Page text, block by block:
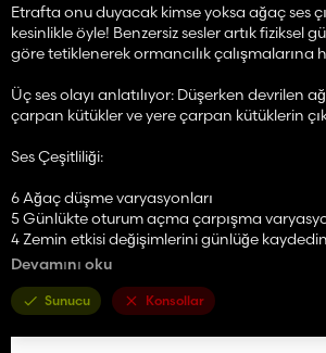
Etrafta onu duyacak kimse yoksa ağaç ses
kesinlikle öyle! Benzersiz sesler artık fiziksel
göre tetiklenerek ormancılık çalışmalarına
Üç ses olayı anlatılıyor: Düşerken devrilen
çarpan kütükler ve yere çarpan kütüklerin
Ses Çeşitliliği:
6 Ağaç düşme varyasyonları
5 Günlükte oturum açma çarpışma
4 Zemin etkisi değişimlerini günlüğe kaydedin
herhangi bir makinede küresel olarak
tasarlandı. Ağır optimizasyonla bile, etrafta
varken mod yine de küçük performans
Devamını oku
Sunucu Konsollar